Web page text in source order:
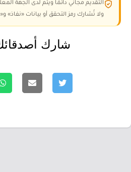
التقديم مجاني دائمًا ويتم لدى الجهة
ولا تُشارك رمز التحقق أو بيانات «نفاذ»
شارك